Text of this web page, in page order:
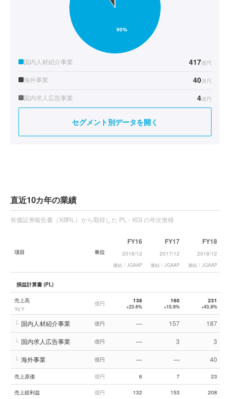
国内人材紹介事業 417億円
海外事業 40億円
国内求人広告事業 4億円
セグメント別データを開く
直近10カ年の業績
有価証券報告書（XBRL）から取得した PL・KGI の年次推移
項目 単位
FY16
2016/12
連結 / JGAAP
FY17
2017/12
連結 / JGAAP
FY18
2018/12
連結 / JGAAP
損益計算書 (PL)
売上高
YoY
億円 138
+23.6%
160
+15.9%
231
+43.8%
└ 国内人材紹介事業 億円 — 157 187
└ 国内求人広告事業 億円 — 3 3
└ 海外事業 億円 — — 40
売上原価 億円 6 7 23
売上総利益 億円 132 153 208